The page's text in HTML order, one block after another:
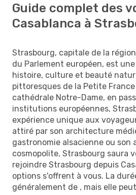
Guide complet des
Casablanca à
Strasbourg, capitale de la
du Parlement européen, est
histoire, culture et beauté
pittoresques de la Petite
cathédrale Notre-Dame, en
institutions européennes,
expérience unique aux
attiré par son architecture
gastronomie alsacienne ou son
cosmopolite, Strasbourg saura
rejoindre Strasbourg depuis
options s'offrent à vous. La
généralement de , mais elle